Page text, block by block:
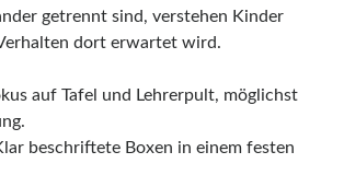
getrennt sind, verstehen Kinder
dort erwartet wird.
auf Tafel und Lehrerpult, möglichst
beschriftete Boxen in einem festen